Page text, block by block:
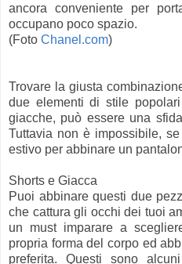
ancora conveniente per
occupano poco spazio.
(Foto Chanel.com)
Trovare la giusta
due elementi di stile
giacche, può essere una
Tuttavia non è impossibile,
estivo per abbinare un
Shorts e Giacca
Puoi abbinare questi due
che cattura gli occhi dei tuoi
un must imparare a
propria forma del corpo ed
preferita. Questi sono